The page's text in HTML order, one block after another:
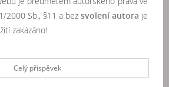
2000 Sb., §11 a bez svolení autora je
zakázáno!
Celý příspěvek